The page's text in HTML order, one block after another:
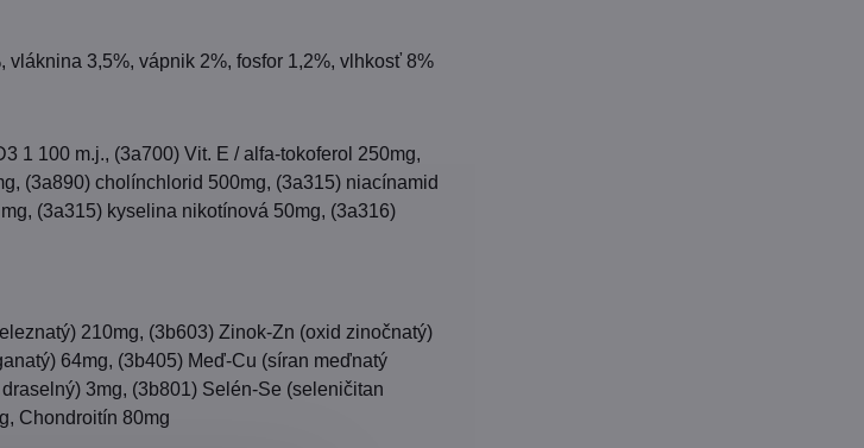
vláknina 3,5%, vápnik 2%, fosfor 1,2%, vlhkosť 8%
1 100 m.j., (3a700) Vit. E / alfa-tokoferol 250mg,
(3a890) cholínchlorid 500mg, (3a315) niacínamid
(3a315) kyselina nikotínová 50mg, (3a316)
210mg, (3b603) Zinok-Zn (oxid zinočnatý)
64mg, (3b405) Meď-Cu (síran meďnatý
3mg, (3b801) Selén-Se (seleničitan
Chondroitín 80mg